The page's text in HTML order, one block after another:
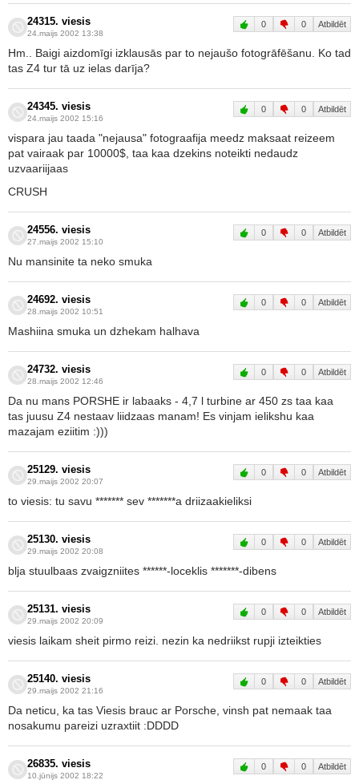
24315. viesis
24.maijs 2002 13:38
0 0 Atbildēt
Hm.. Baigi aizdomīgi izklausās par to nejaušo fotogrāfēšanu. Ko tad
tas Z4 tur tā uz ielas darīja?
24345. viesis
24.maijs 2002 15:16
0 0 Atbildēt
vispara jau taada "nejausa" fotograafija meedz maksaat reizeem
pat vairaak par 10000$, taa kaa dzekins noteikti nedaudz
uzvaariijaas
CRUSH
24556. viesis
27.maijs 2002 15:10
0 0 Atbildēt
Nu mansinite ta neko smuka
24692. viesis
28.maijs 2002 10:51
0 0 Atbildēt
Mashiina smuka un dzhekam halhava
24732. viesis
28.maijs 2002 12:46
0 0 Atbildēt
Da nu mans PORSHE ir labaaks - 4,7 l turbine ar 450 zs taa kaa
tas juusu Z4 nestaav liidzaas manam! Es vinjam ielikshu kaa
mazajam eziitim :)))
25129. viesis
29.maijs 2002 20:07
0 0 Atbildēt
to viesis: tu savu ******* sev *******a driizaakieliksi
25130. viesis
29.maijs 2002 20:08
0 0 Atbildēt
blja stuulbaas zvaigzniites ******-loceklis *******-dibens
25131. viesis
29.maijs 2002 20:09
0 0 Atbildēt
viesis laikam sheit pirmo reizi. nezin ka nedriikst rupji izteikties
25140. viesis
29.maijs 2002 21:16
0 0 Atbildēt
Da neticu, ka tas Viesis brauc ar Porsche, vinsh pat nemaak taa
nosakumu pareizi uzraxtiit :DDDD
26835. viesis
10.jūnijs 2002 18:22
0 0 Atbildēt